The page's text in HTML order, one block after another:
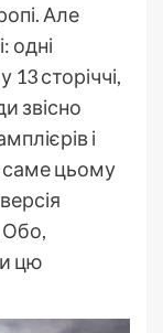
Але
одні
сторіччі,
звісно
і
саме цьому
Обо,
цю